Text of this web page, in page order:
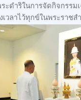
ะดำริในการจัดกิจกรร
วลาไว้ทุกข์ในพระราชส